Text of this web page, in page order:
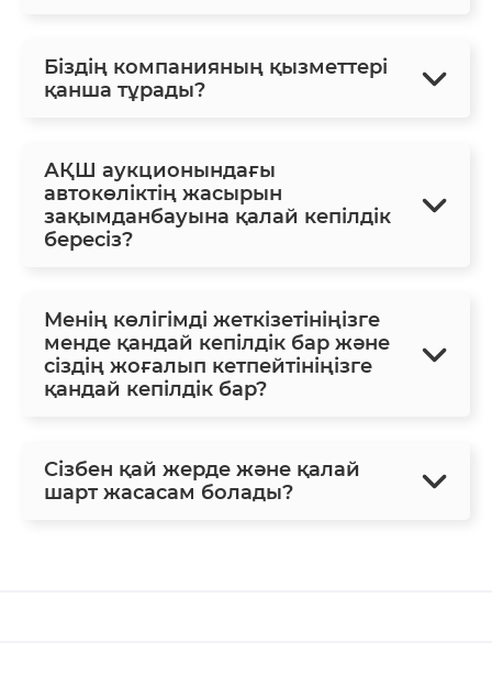
Біздің компанияның қызметтері
қанша тұрады?
АҚШ аукционындағы
автокөліктің жасырын
зақымданбауына қалай кепілдік
бересіз?
Менің көлігімді жеткізетініңізге
менде қандай кепілдік бар және
сіздің жоғалып кетпейтініңізге
қандай кепілдік бар?
Сізбен қай жерде және қалай
шарт жасасам болады?